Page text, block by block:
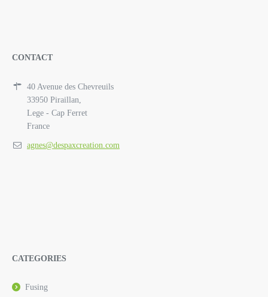
CONTACT
40 Avenue des Chevreuils
33950 Piraillan,
Lege - Cap Ferret
France
agnes@despaxcreation.com
CATEGORIES
Fusing